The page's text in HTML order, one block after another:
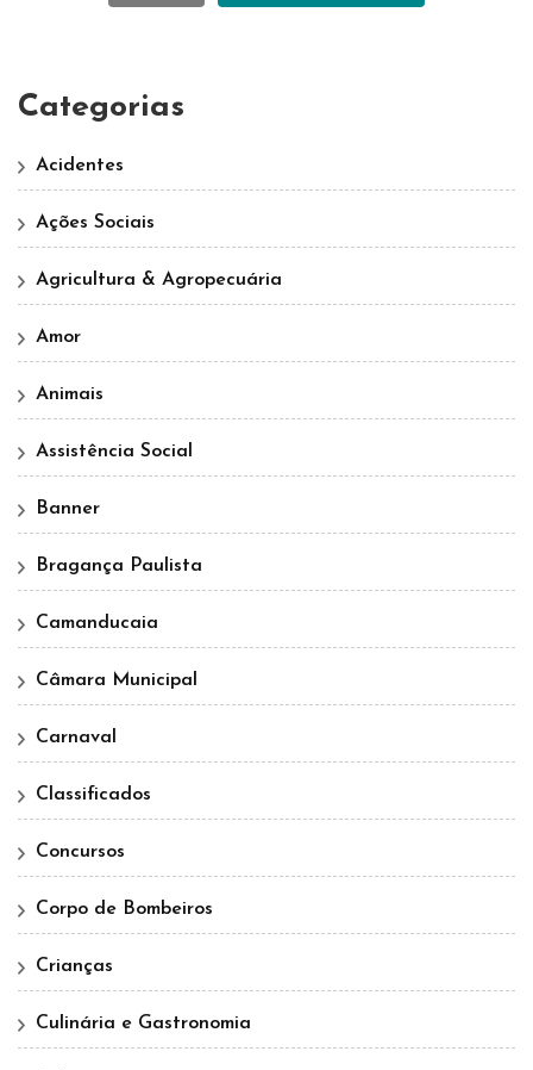
Categorias
Acidentes
Ações Sociais
Agricultura & Agropecuária
Amor
Animais
Assistência Social
Banner
Bragança Paulista
Camanducaia
Câmara Municipal
Carnaval
Classificados
Concursos
Corpo de Bombeiros
Crianças
Culinária e Gastronomia